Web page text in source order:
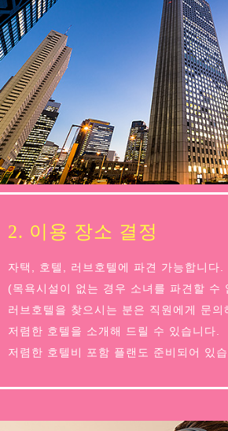
2. 이용 장소 결정
자택, 호텔, 러브호텔에 파견 가능합니다.
(목욕시설이 없는 경우 소녀를 파견할 수
러브호텔을 찾으시는 분은 직원에게 문의
저렴한 호텔을 소개해 드릴 수 있습니다.
저렴한 호텔비 포함 플랜도 준비되어 있습